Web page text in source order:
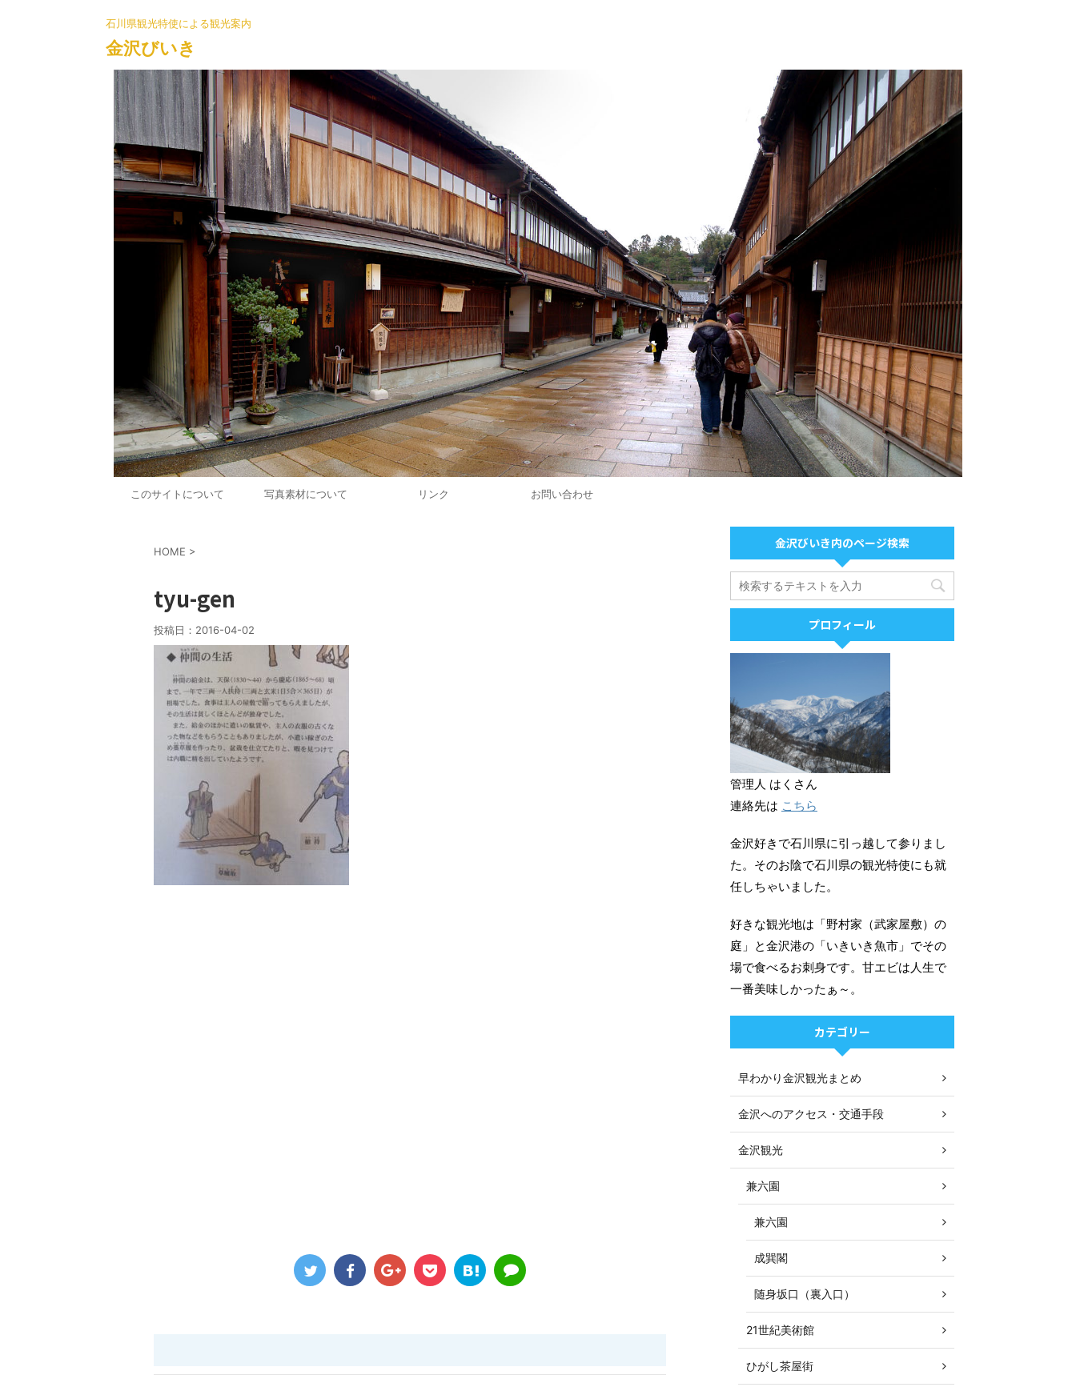
石川県観光特使による観光案内
金沢びいき
このサイトについて 写真素材について リンク お問い合わせ
HOME >
tyu-gen
投稿日： 2016-04-02
金沢びいき内のページ検索
プロフィール
管理人 はくさん
連絡先は こちら
金沢好きで石川県に引っ越して参りまし
た。そのお陰で石川県の観光特使にも就
任しちゃいました。
好きな観光地は「野村家（武家屋敷）の
庭」と金沢港の「いきいき魚市」でその
場で食べるお刺身です。甘エビは人生で
一番美味しかったぁ～。
カテゴリー
早わかり金沢観光まとめ
金沢へのアクセス・交通手段
金沢観光
兼六園
兼六園
成巽閣
随身坂口（裏入口）
21世紀美術館
ひがし茶屋街